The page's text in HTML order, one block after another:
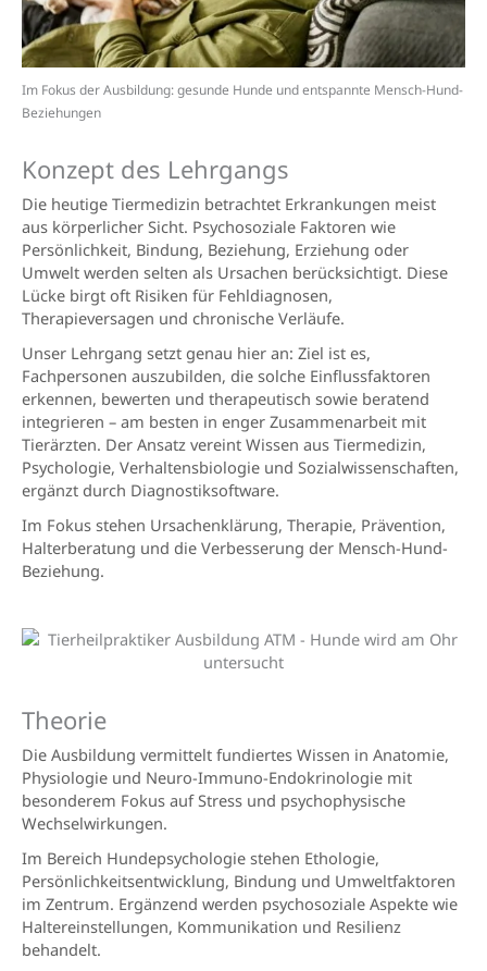
Im Fokus der Ausbildung: gesunde Hunde und entspannte Mensch-Hund-
Beziehungen
Konzept des Lehrgangs
Die heutige Tiermedizin betrachtet Erkrankungen meist
aus körperlicher Sicht. Psychosoziale Faktoren wie
Persönlichkeit, Bindung, Beziehung, Erziehung oder
Umwelt werden selten als Ursachen berücksichtigt. Diese
Lücke birgt oft Risiken für Fehldiagnosen,
Therapieversagen und chronische Verläufe.
Unser Lehrgang setzt genau hier an: Ziel ist es,
Fachpersonen auszubilden, die solche Einflussfaktoren
erkennen, bewerten und therapeutisch sowie beratend
integrieren – am besten in enger Zusammenarbeit mit
Tierärzten. Der Ansatz vereint Wissen aus Tiermedizin,
Psychologie, Verhaltensbiologie und Sozialwissenschaften,
ergänzt durch Diagnostiksoftware.
Im Fokus stehen Ursachenklärung, Therapie, Prävention,
Halterberatung und die Verbesserung der Mensch-Hund-
Beziehung.
Theorie
Die Ausbildung vermittelt fundiertes Wissen in Anatomie,
Physiologie und Neuro-Immuno-Endokrinologie mit
besonderem Fokus auf Stress und psychophysische
Wechselwirkungen.
Im Bereich Hundepsychologie stehen Ethologie,
Persönlichkeitsentwicklung, Bindung und Umweltfaktoren
im Zentrum. Ergänzend werden psychosoziale Aspekte wie
Haltereinstellungen, Kommunikation und Resilienz
behandelt.